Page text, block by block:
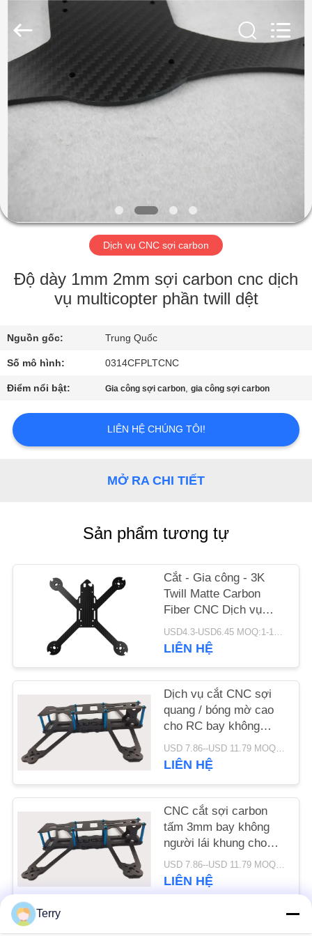
TRANG
CHỦ
VỀ
TÔI
QUAN
NHÀ
MÁY
KIỂM
SOÁT
HỆ
CHÚNG
CẦU
SƠ
ĐỒ
TRANG
WEB
PRIVACY
POLICY
IMP.&EXP.
CO.,LTD.
Reserved.
Dịch vụ CNC sợi carbon
Độ dày 1mm 2mm sợi carbon cnc dịch
vụ multicopter phần twill dệt
Nguồn gốc: Trung Quốc
Số mô hình: 0314CFPLTCNC
Điểm nổi bật: Gia công sợi carbon,gia công sợi carbon
LIÊN HỆ CHÚNG TÔI!
MỞ RA CHI TIẾT
Sản phẩm tương tự
Cắt - Gia công - 3K
Twill Matte Carbon
Fiber CNC Dịch vụ
OEM
USD4.3-USD6.45 MOQ:1-10pcs
LIÊN HỆ
Dịch vụ cắt CNC sợi
quang / bóng mờ cao
cho RC bay không
người lái
USD 7.86--USD 11.79 MOQ:1-10pcs
LIÊN HỆ
CNC cắt sợi carbon
tấm 3mm bay không
người lái khung cho
mài bề mặt
USD 7.86--USD 11.79 MOQ:1-10pcs
LIÊN HỆ
Terry